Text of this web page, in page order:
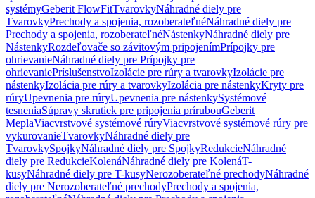
systémyGeberit FlowFitTvarovkyNáhradné diely pre
TvarovkyPrechody a spojenia, rozoberateľnéNáhradné diely pre
Prechody a spojenia, rozoberateľnéNástenkyNáhradné diely pre
NástenkyRozdeľovače so závitovým pripojenímPrípojky pre
ohrievanieNáhradné diely pre Prípojky pre
ohrievaniePríslušenstvoIzolácie pre rúry a tvarovkyIzolácie pre
nástenkyIzolácia pre rúry a tvarovkyIzolácia pre nástenkyKryty pre
rúryUpevnenia pre rúryUpevnenia pre nástenkySystémové
tesneniaSúpravy skrutiek pre pripojenia prírubouGeberit
MeplaViacvrstvové systémové rúryViacvrstvové systémové rúry pre
vykurovanieTvarovkyNáhradné diely pre
TvarovkySpojkyNáhradné diely pre SpojkyRedukcieNáhradné
diely pre RedukcieKolenáNáhradné diely pre KolenáT-
kusyNáhradné diely pre T-kusyNerozoberateľné prechodyNáhradné
diely pre Nerozoberateľné prechodyPrechody a spojenia,